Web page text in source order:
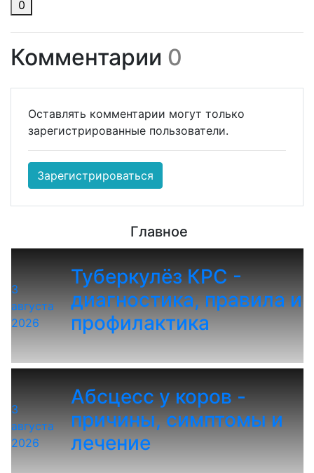
0
Комментарии 0
Оставлять комментарии могут только
зарегистрированные пользователи.
Зарегистрироваться
Главное
3
августа
2026
Туберкулёз КРС -
диагностика, правила и
профилактика
3
августа
2026
Абсцесс у коров -
причины, симптомы и
лечение